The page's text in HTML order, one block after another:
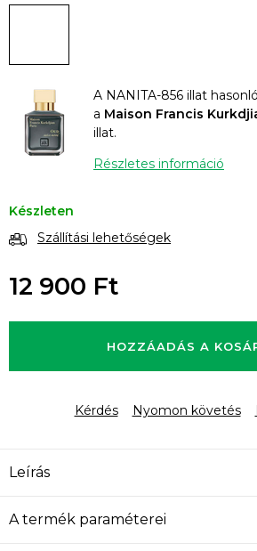
A NANITA-856 illat
a Maison Francis
illat.
Részletes információ
Készleten
Szállítási lehetőségek
12 900 Ft
HOZZÁADÁS A
Kérdés Nyomon követés
Leírás
A termék paraméterei